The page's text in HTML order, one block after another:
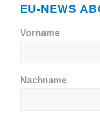
EU-NEWS
Vorname
Nachname